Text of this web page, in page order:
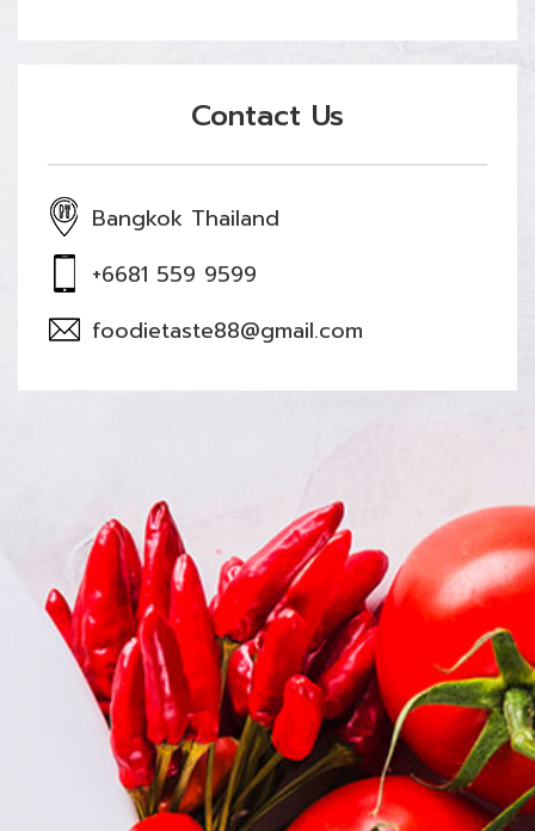
Contact Us
Bangkok Thailand
+6681 559 9599
foodietaste88@gmail.com